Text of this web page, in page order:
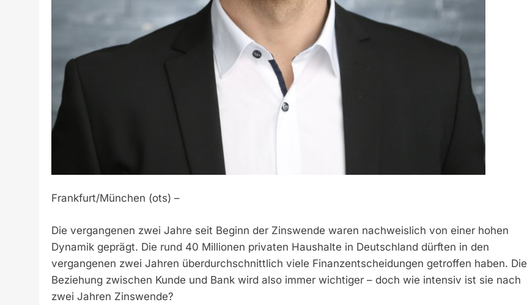
Frankfurt/München (ots) –
Die vergangenen zwei Jahre seit Beginn der Zinswende waren nachweislich von einer hohen
Dynamik geprägt. Die rund 40 Millionen privaten Haushalte in Deutschland dürften in den
vergangenen zwei Jahren überdurchschnittlich viele Finanzentscheidungen getroffen haben. Die
Beziehung zwischen Kunde und Bank wird also immer wichtiger – doch wie intensiv ist sie nach
zwei Jahren Zinswende?